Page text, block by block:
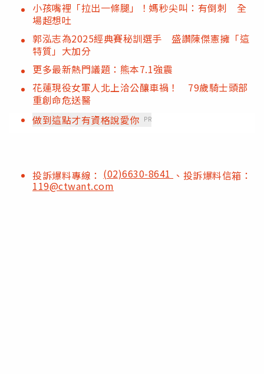
小孩嘴裡「拉出一條腿」！媽秒尖叫：有倒刺 全
場超想吐
郭泓志為2025經典賽秘訓選手 盛讚陳傑憲擁「這
特質」大加分
更多最新熱門議題：熊本7.1強震
花蓮現役女軍人北上洽公釀車禍！ 79歲騎士頭部
重創命危送醫
做到這點才有資格說愛你 PR
投訴爆料專線： (02)6630-8641 、投訴爆料信箱：
119@ctwant.com